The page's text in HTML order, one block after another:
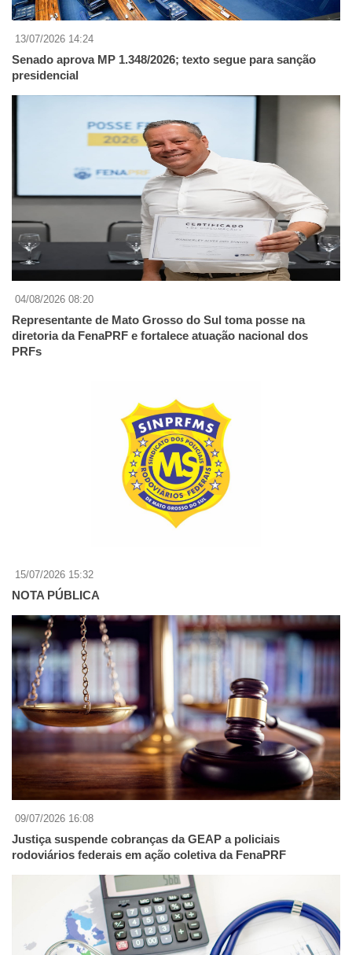
13/07/2026 14:24
Senado aprova MP 1.348/2026; texto segue para sanção
presidencial
04/08/2026 08:20
Representante de Mato Grosso do Sul toma posse na
diretoria da FenaPRF e fortalece atuação nacional dos
PRFs
15/07/2026 15:32
NOTA PÚBLICA
09/07/2026 16:08
Justiça suspende cobranças da GEAP a policiais
rodoviários federais em ação coletiva da FenaPRF